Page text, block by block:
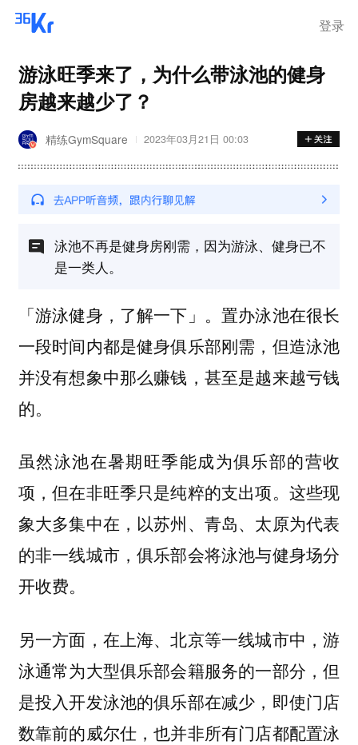
登录
游泳旺季来了，为什么带泳池的健身
房越来越少了？
精练GymSquare 2023年03月21日 00:03
泳池不再是健身房刚需，因为游泳、健身已不
是一类人。
「游泳健身，了解一下」。置办泳池在很长
一段时间内都是健身俱乐部刚需，但造泳池
并没有想象中那么赚钱，甚至是越来越亏钱
的。
虽然泳池在暑期旺季能成为俱乐部的营收
项，但在非旺季只是纯粹的支出项。 这些现
象大多集中在，以苏州、青岛、太原为代表
的非一线城市，俱乐部会将泳池与健身场分
开收费。
另一方面，在上海、北京等一线城市中，游
泳通常为大型俱乐部会籍服务的一部分，但
是投入开发泳池的俱乐部在减少，即使门店
数靠前的威尔仕，也并非所有门店都配置泳